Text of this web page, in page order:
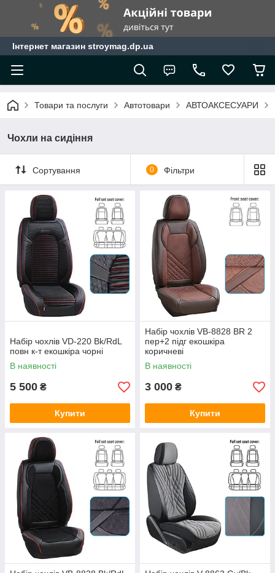
Інтернет магазин stroymag.dp.ua
Товари та послуги Автотовари АВТОАКСЕСУАРИ
Чохли на сидіння
Сортування 0 Фільтри
Набір чохлів VD-220 Bk/RdL
повн к-т екошкіра чорні
В наявності
5 500 ₴
Купити
Набір чохлів VB-8828 BR 2
пер+2 підг екошкіра
коричневі
В наявності
3 000 ₴
Купити